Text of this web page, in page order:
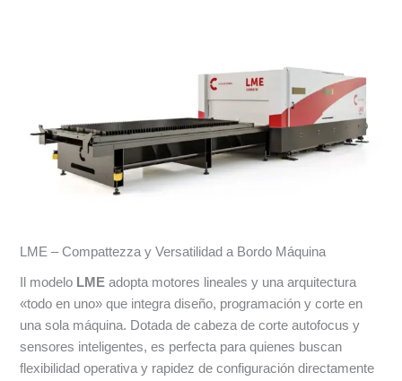
LME – Compattezza y Versatilidad a Bordo Máquina
Il modelo LMEadopta motores lineales y una arquitectura
«todo en uno» que integra diseño, programación y corte en
una sola máquina. Dotada de cabeza de corte autofocus y
sensores inteligentes, es perfecta para quienes buscan
flexibilidad operativa y rapidez de configuración directamente